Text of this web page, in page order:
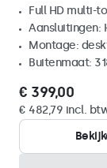
Full HD multi-
Aansluitingen:
Montage:
Buitenmaat:
€ 399,00
€ 482,79 incl.